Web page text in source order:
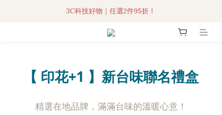
3C科技好物｜任選2件95折！
3C科技好物｜任選2件95折！
聯名iPhone手機殼現貨4折起🔥
3C科技好物｜任選2件95折！
【 印花+1 】新台味聯名禮盒
精選在地品牌，滿滿台味的溫暖心意！